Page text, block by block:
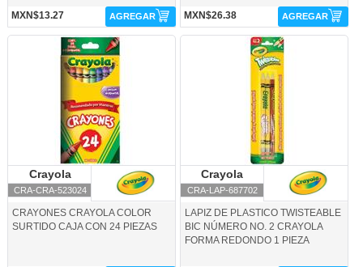
MXN$13.27 AGREGAR MXN$26.38 AGREGAR
CRA-CRA-523024-Crayola
Crayola
CRA-CRA-523024
CRAYONES CRAYOLA COLOR
SURTIDO CAJA CON 24 PIEZAS
CRA-LAP-687702-Crayola
Crayola
CRA-LAP-687702
LAPIZ DE PLASTICO TWISTEABLE
BIC NÚMERO NO. 2 CRAYOLA
FORMA REDONDO 1 PIEZA